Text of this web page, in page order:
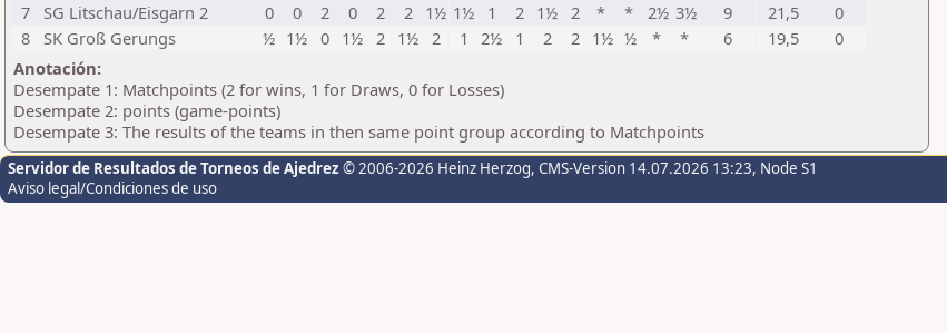
7
SG Litschau/Eisgarn 2 0 0 2 0 2 2 1½ 1½ 1 2 1½ 2 * * 2½ 3½ 9 21,5
0
8
SK Groß Gerungs ½ 1½ 0 1½ 2 1½ 2 1 2½ 1 2 2 1½ ½ * * 6 19,5
0
Anotación:
Desempate 1: Matchpoints (2 for wins, 1 for Draws, 0 for Losses)
Desempate 2: points (game-points)
Desempate 3: The results of the teams in then same point group according to Matchpoints
Servidor de Resultados de Torneos de Ajedrez © 2006-2026 Heinz Herzog, CMS-Version 14.07.2026 13:23, Node S1
Aviso legal/Condiciones de uso